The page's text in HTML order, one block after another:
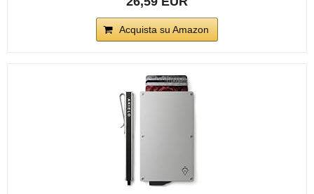
Acquista su Amazon